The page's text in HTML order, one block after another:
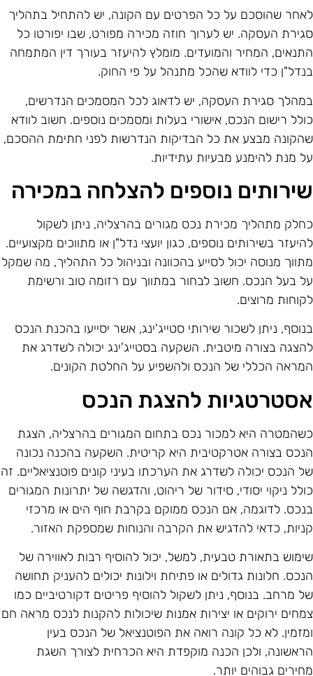
שהוסכם על כל הפרטים עם הקונה, יש להתחיל בתהליך
העסקה. יש לערוך חוזה מכירה מפורט, שבו יפורטו כל
המחיר והמועדים. מומלץ להיעזר בעורך דין המתמחה
כדי לוודא שהכל מתנהל על פי החוק.
סגירת העסקה, יש לדאוג לכל המסמכים הנדרשים,
רישום הנכס, אישורי בעלות ומסמכים נוספים. חשוב לוודא
מבצע את כל הבדיקות הנדרשות לפני חתימת ההסכם,
מנת להימנע מבעיות עתידיות.
נוספים להצלחה במכירה
מתהליך מכירת נכס מגורים בהרצליה, ניתן לשקול
בשירותים נוספים, כגון יועצי נדל"ן או מתווכים מקצועיים.
מנוסה יכול לסייע בהכוונה ובניהול כל התהליך, מה שמקל
בעל הנכס. חשוב לבחור במתווך עם רזומה טוב ורשימת
מרוצים.
ניתן לשכור שירותי סטייג'ינג, אשר יסייעו בהכנת הנכס
בצורה מיטבית. השקעה בסטייג'ינג יכולה לשדרג את
הכללי של הנכס ולהשפיע על החלטת הקונים.
להצגת הנכס
היא למכור נכס בתחום המגורים בהרצליה, הצגת
בצורה אטרקטיבית היא קריטית. השקעה בהכנה נכונה
הנכס יכולה לשדרג את הערכתו בעיני קונים פוטנציאליים. זה
ניקוי יסודי, סידור של ריהוט, והדגשה של יתרונות המגורים
לדוגמה, אם הנכס ממוקם בקרבת חוף הים או מרכזי
כדאי להדגיש את הקרבה והנוחות שמספקת האזור.
בתאורת טבעית, למשל, יכול להוסיף רבות לאווירה של
חלונות גדולים או פתיחת וילונות יכולים להעניק תחושה
מרחב. בנוסף, ניתן לשקול להוסיף פריטים דקורטיביים כמו
ירוקים או יצירות אמנות שיכולות להקנות לנכס מראה חם
לא כל קונה רואה את הפוטנציאל של הנכס בעין
ולכן הכנה מוקפדת היא הכרחית לצורך השגת
גבוהים יותר.